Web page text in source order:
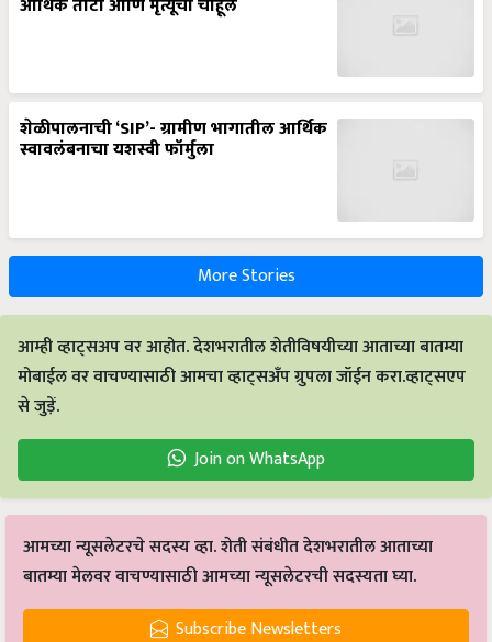
स्वावलंबनाचा यशस्वी फॉर्मुला
More Stories
आम्ही व्हाट्सअप वर आहोत. देशभरातील शेतीविषयीच्या आताच्या बातम्या
मोबाईल वर वाचण्यासाठी आमचा व्हाट्सअँप ग्रुपला जॉईन करा.व्हाट्सएप
से जुड़ें.
Join on WhatsApp
आमच्या न्यूसलेटरचे सदस्य व्हा. शेती संबंधीत देशभरातील आताच्या
बातम्या मेलवर वाचण्यासाठी आमच्या न्यूसलेटरची सदस्यता घ्या.
Subscribe Newsletters